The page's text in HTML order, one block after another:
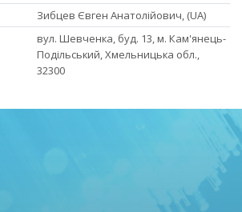
Зибцев Євген Анатолійович, (UA)
вул. Шевченка, буд. 13, м. Кам'янець-
Подільський, Хмельницька обл.,
32300